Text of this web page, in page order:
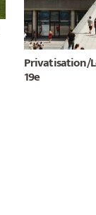
Privatisation/
19e